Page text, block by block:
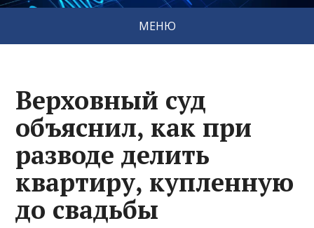
МЕНЮ
Верховный суд
объяснил, как при
разводе делить
квартиру, купленную
до свадьбы